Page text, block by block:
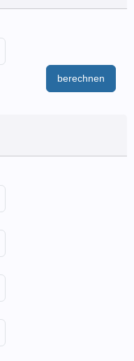
berechnen